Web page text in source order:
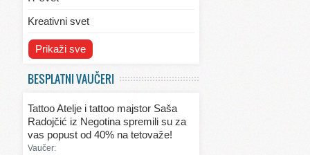
Kreativni svet
Svet ekologije
Svet kulinarstva
Svet lepote
Prikaži sve
BESPLATNI VAUČERI
Tattoo Atelje i tattoo majstor Saša
Radojčić iz Negotina spremili su za
vas popust od 40% na tetovaže!
Vaučer: